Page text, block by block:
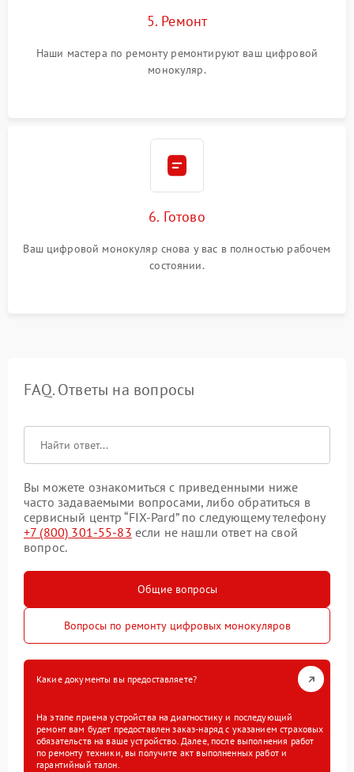
5. Ремонт
Наши мастера по ремонту ремонтируют ваш цифровой
монокуляр.
6. Готово
Ваш цифровой монокуляр снова у вас в полностью рабочем
состоянии.
FAQ. Ответы на вопросы
Вы можете ознакомиться с приведенными ниже
часто задаваемыми вопросами, либо обратиться в
сервисный центр “FIX-Pard” по следующему телефону
+7 (800) 301-55-83 если не нашли ответ на свой
вопрос.
Общие вопросы
Вопросы по ремонту цифровых монокуляров
Какие документы вы предоставляете?
На этапе приема устройства на диагностику и последующий
ремонт вам будет предоставлен заказ-наряд с указанием страховых
обязательств на ваше устройство. Далее, после выполнения работ
по ремонту техники, вы получите акт выполненных работ и
гарантийный талон.